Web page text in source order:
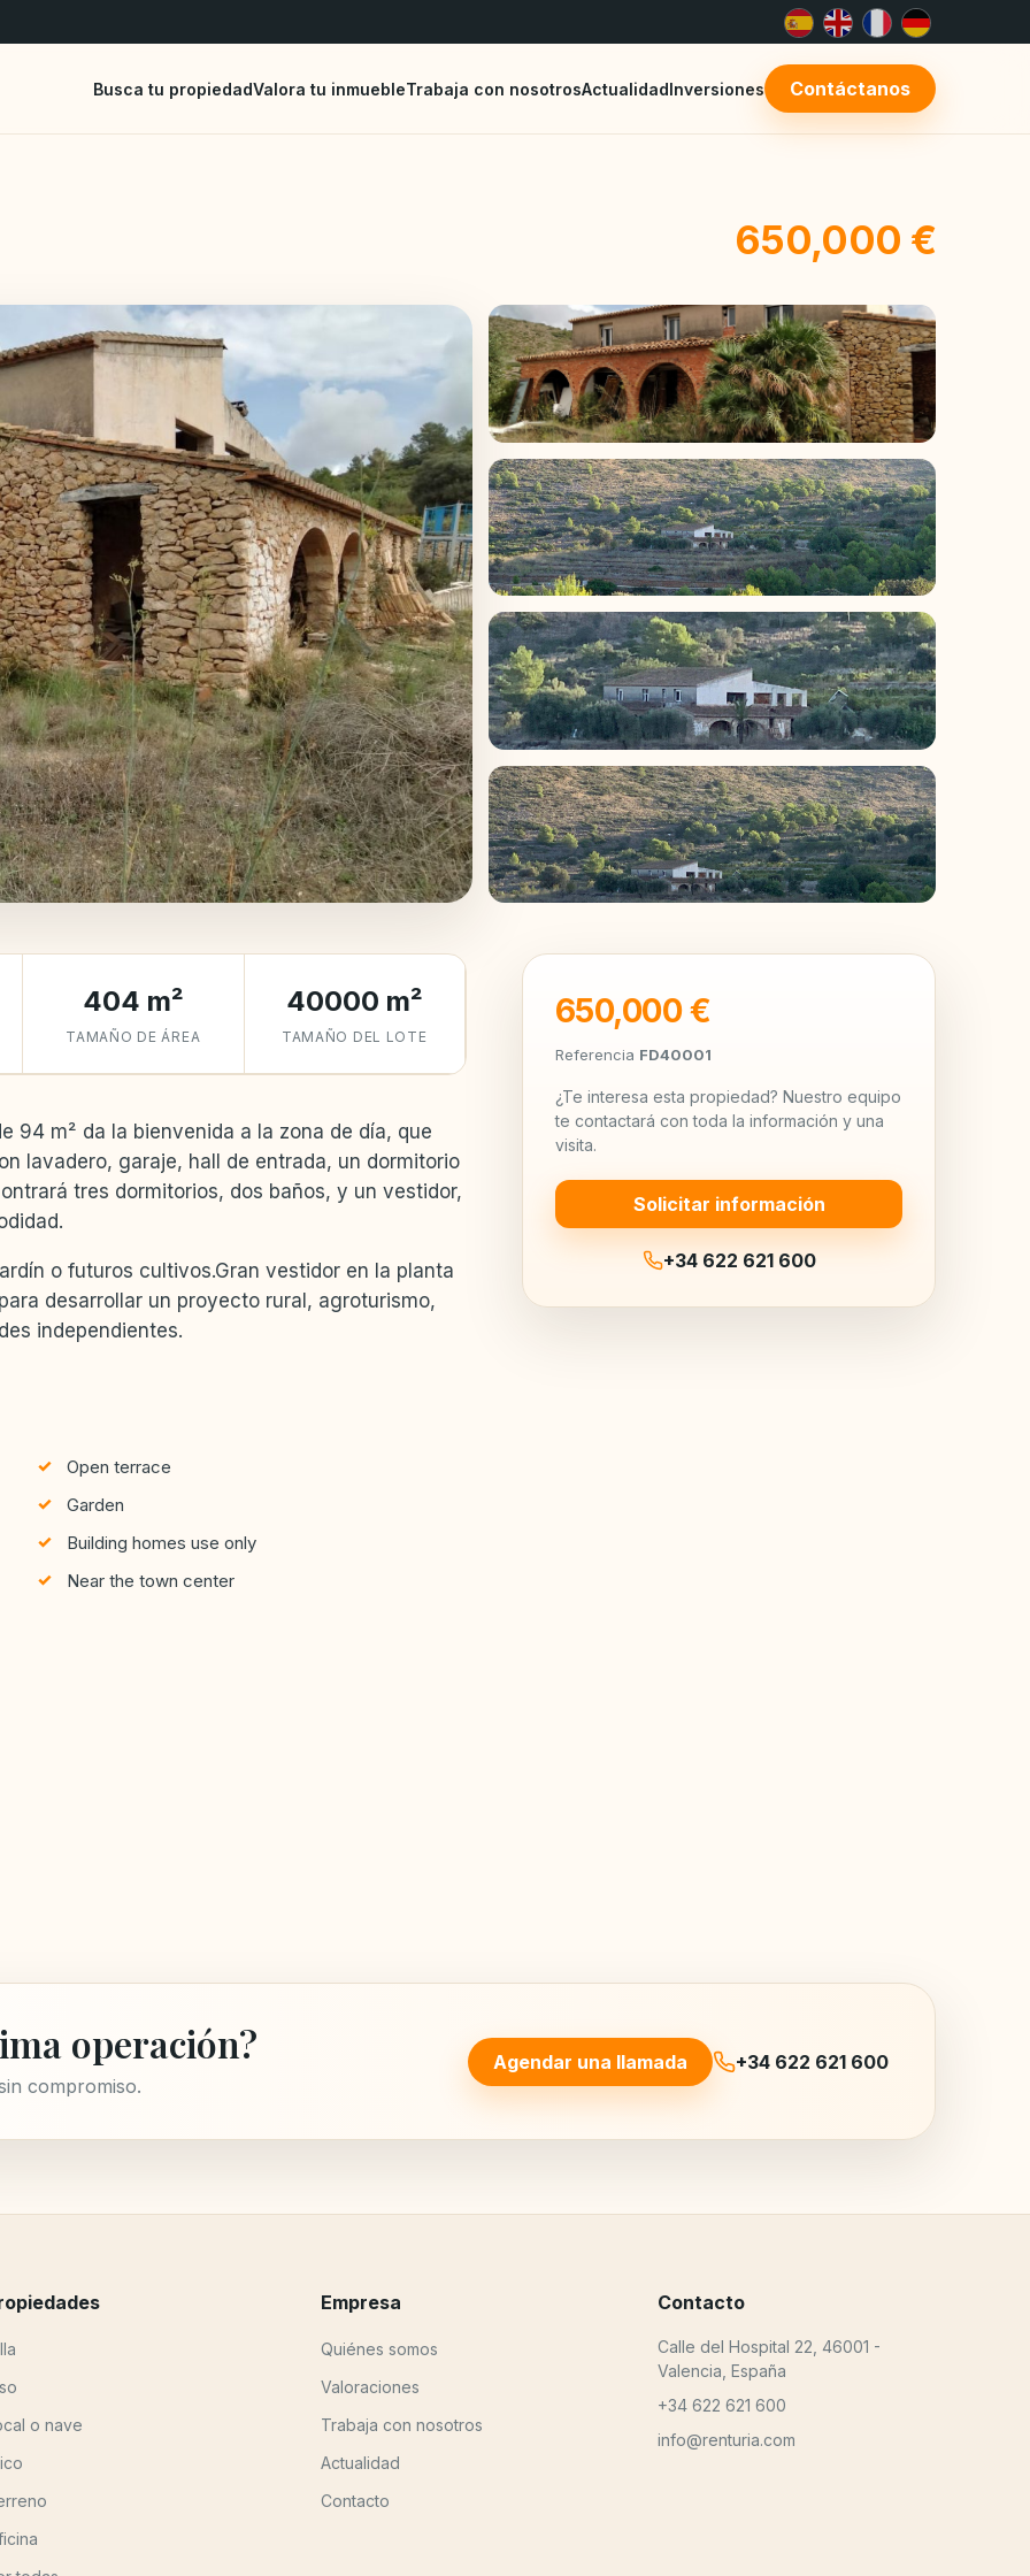
Busca tu propiedadValora tu inmuebleTrabaja con nosotrosActualidadInversiones Contáctanos
650,000 €
404 m²
TAMAÑO DE ÁREA
40000 m²
TAMAÑO DEL LOTE
94 m² da la bienvenida a la zona de día, que
lavadero, garaje, hall de entrada, un dormitorio
tres dormitorios, dos baños, y un vestidor,
o futuros cultivos.Gran vestidor en la planta
desarrollar un proyecto rural, agroturismo,
independientes.
Open terrace
Garden
Building homes use only
Near the town center
650,000 €
Referencia FD40001
¿Te interesa esta propiedad? Nuestro equipo
te contactará con toda la información y una
visita.
Solicitar información
+34 622 621 600
operación?
compromiso.
Agendar una llamada +34 622 621 600
o nave
Empresa
Quiénes somos
Valoraciones
Trabaja con nosotros
Actualidad
Contacto
Contacto
Calle del Hospital 22, 46001 -
Valencia, España
+34 622 621 600
info@renturia.com